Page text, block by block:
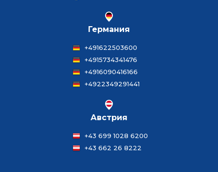
Германия
+491622503600
+4915734341476
+4916090416166
+4922349291441
Австрия
+43 699 1028 6200
+43 662 26 8222